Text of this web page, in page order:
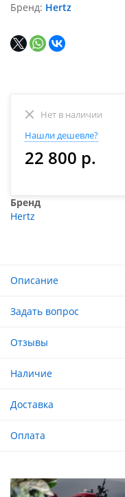
Бренд Hertz
Нет в наличии
Нашли дешевле?
22 800 р.
Бренд
Hertz
Описание
Задать вопрос
Отзывы
Наличие
Доставка
Оплата